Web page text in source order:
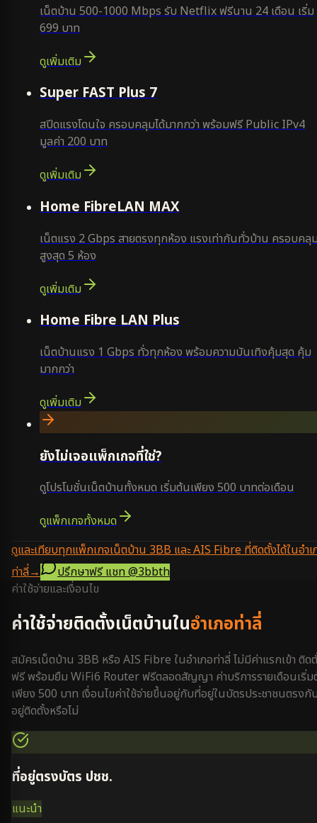
เน็ตบ้าน 500-1000 Mbps รับ Netflix ฟรีนาน 24 เดือน เริ่ม
699 บาท
ดูเพิ่มเติม
Super FAST Plus 7
สปีดแรงโดนใจ ครอบคลุมได้มากกว่า พร้อมฟรี Public IPv4
มูลค่า 200 บาท
ดูเพิ่มเติม
Home FibreLAN MAX
เน็ตแรง 2 Gbps สายตรงทุกห้อง แรงเท่ากันทั่วบ้าน ครอบคลุ
สูงสุด 5 ห้อง
ดูเพิ่มเติม
Home Fibre LAN Plus
เน็ตบ้านแรง 1 Gbps ทั่วทุกห้อง พร้อมความบันเทิงคุ้มสุด คุ้ม
มากกว่า
ดูเพิ่มเติม
ยังไม่เจอแพ็กเกจที่ใช่?
ดูโปรโมชั่นเน็ตบ้านทั้งหมด เริ่มต้นเพียง 500 บาทต่อเดือน
ดูแพ็กเกจทั้งหมด
ดูและเทียบทุกแพ็กเกจเน็ตบ้าน 3BB และ AIS Fibre ที่ติดตั้งได้ในอำเ
ท่าลี่→ ปรึกษาฟรี แชท@3bbth
ค่าใช้จ่ายและเงื่อนไข
ค่าใช้จ่ายติดตั้งเน็ตบ้านในอำเภอท่าลี่
สมัครเน็ตบ้าน 3BB หรือ AIS Fibre ในอำเภอท่าลี่ ไม่มีค่าแรกเข้า ติด
ฟรี พร้อมยืม WiFi6 Router ฟรีตลอดสัญญา ค่าบริการรายเดือนเริ่
เพียง 500 บาท เงื่อนไขค่าใช้จ่ายขึ้นอยู่กับที่อยู่ในบัตรประชาชนตรงกั
อยู่ติดตั้งหรือไม่
ที่อยู่ตรงบัตร ปชช.
แนะนำ